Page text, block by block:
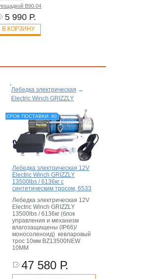
B90.04
5 990 Р.
В КОРЗИНУ
Лебедка электрическая →
Electric Winch GRIZZLY
СРОК ПОСТАВКИ: 90
Лебедка электрическая 12V
Electric Winch GRIZZLY
13500lbs / 6136кг с
синтетическим тросом, 6533
Лебедка электрическая 12V
Electric Winch GRIZZLY
13500lbs / 6136кг (блок
управления и механизм
влагозащищены (IP66)/
моносоленоид) кевларовый
трос 10мм BZ13500NEW
10MM
47 580 Р.